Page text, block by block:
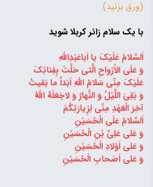
(ورق بزنید)
با یک‌‌ سلام زائر کربلا شوید
اَلسَّلامُ عَلَیْکَ یا اَباعَبْدِاللهِ
وَ عَلَى الاَْرْواحِ الَّتى حَلَّتْ بِفِنائِکَ
عَلَیْکَ مِنّى سَلامُ اللهِ اَبَداً ما بَقیتُ
وَ بَقِىَ اللَّیْلُ وَ النَّهارُ وَ لاجَعَلَهُ اللهُ
آخِرَ الْعَهْدِ مِنّى لِزِیارَتِکُمْ ⁣
اَلسَّلامُ عَلَى الْحُسَیْنِ ⁣
وَ عَلى عَلِىِّ بْنِ الْحُسَیْنِ ⁣
وَ عَلى اَوْلادِ الْحُسَیْنِ ⁣
وَ عَلى اَصْحابِ الْحُسَیْنِ